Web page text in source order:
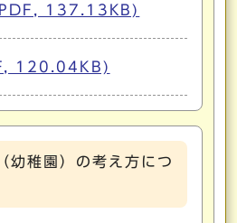
137.13KB)
120.04KB)
幼稚園）の考え方につ